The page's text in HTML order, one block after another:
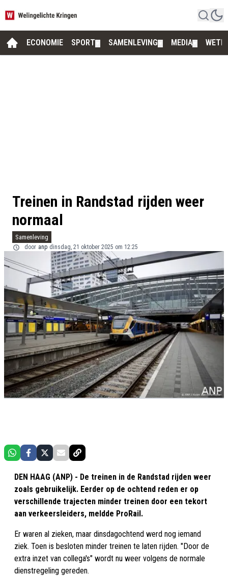
ECONOMIE SPORT SAMENLEVING MEDIA
Treinen in Randstad rijden weer
normaal
Samenleving
door anp dinsdag, 21 oktober 2025 om 12:25
DEN HAAG (ANP) - De treinen in de Randstad rijden weer
zoals gebruikelijk. Eerder op de ochtend reden er op
verschillende trajecten minder treinen door een tekort
aan verkeersleiders, meldde ProRail.
Er waren al zieken, maar dinsdagochtend werd nog iemand
ziek. Toen is besloten minder treinen te laten rijden. "Door de
extra inzet van collega's" wordt nu weer volgens de normale
dienstregeling gereden.